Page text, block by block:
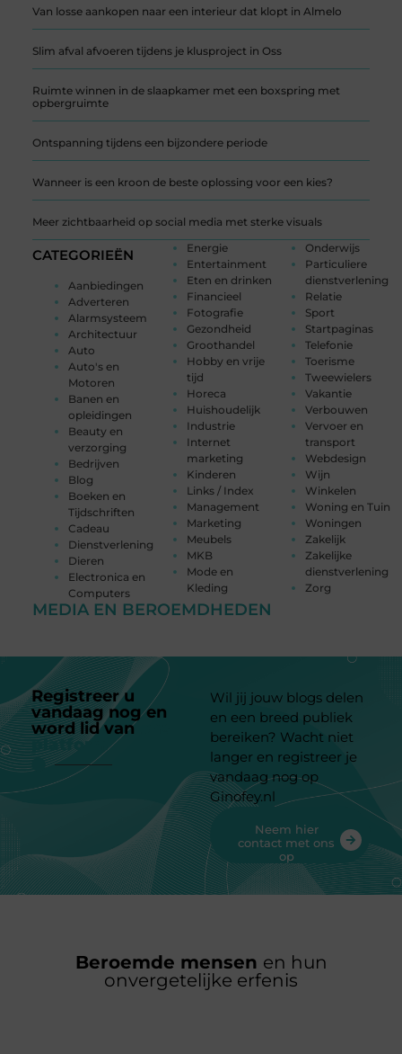
Van losse aankopen naar een interieur dat klopt in Almelo
Slim afval afvoeren tijdens je klusproject in Oss
Ruimte winnen in de slaapkamer met een boxspring met
opbergruimte
Ontspanning tijdens een bijzondere periode
Wanneer is een kroon de beste oplossing voor een kies?
Meer zichtbaarheid op social media met sterke visuals
CATEGORIEËN
Aanbiedingen
Adverteren
Alarmsysteem
Architectuur
Auto
Auto's en
Motoren
Banen en
opleidingen
Beauty en
verzorging
Bedrijven
Blog
Boeken en
Tijdschriften
Cadeau
Dienstverlening
Dieren
Electronica en
Computers
Energie
Entertainment
Eten en drinken
Financieel
Fotografie
Gezondheid
Groothandel
Hobby en vrije
tijd
Horeca
Huishoudelijk
Industrie
Internet
marketing
Kinderen
Links / Index
Management
Marketing
Meubels
MKB
Mode en
Kleding
Onderwijs
Particuliere
dienstverlening
Relatie
Sport
Startpaginas
Telefonie
Toerisme
Tweewielers
Vakantie
Verbouwen
Vervoer en
transport
Webdesign
Wijn
Winkelen
Woning en Tuin
Woningen
Zakelijk
Zakelijke
dienstverlening
Zorg
MEDIA EN BEROEMDHEDEN
Registreer u
vandaag nog en
word lid van
platform
Wil jij jouw blogs delen
en een breed publiek
bereiken? Wacht niet
langer en registreer je
vandaag nog op
Ginofey.nl
Neem hier
contact met ons
op
Beroemde mensen en hun
onvergetelijke erfenis